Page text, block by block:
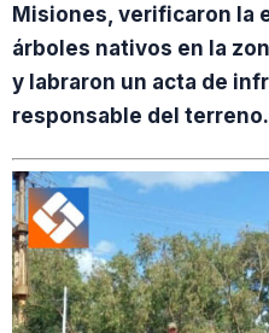
Misiones, verificaron la
árboles nativos en la
y labraron un acta de
responsable del terreno.